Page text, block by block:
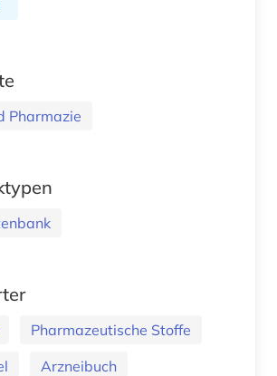
Pharmazie
Pharmazeutische Stoffe
Arzneibuch